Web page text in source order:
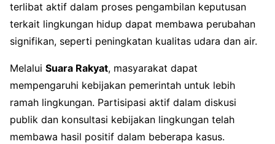
terlibat aktif dalam proses pengambilan keputusan
terkait lingkungan hidup dapat membawa perubahan
signifikan, seperti peningkatan kualitas udara dan air.
Melalui Suara Rakyat, masyarakat dapat
mempengaruhi kebijakan pemerintah untuk lebih
ramah lingkungan. Partisipasi aktif dalam diskusi
publik dan konsultasi kebijakan lingkungan telah
membawa hasil positif dalam beberapa kasus.